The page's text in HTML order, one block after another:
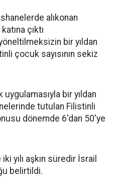
alıkonan
çıktı
bir yıldan
çocuk sayısının sekiz
bir yıldan
tutulan Filistinli
dönemde 6'dan 50'ye
yılı aşkın süredir İsrail
belirtildi.